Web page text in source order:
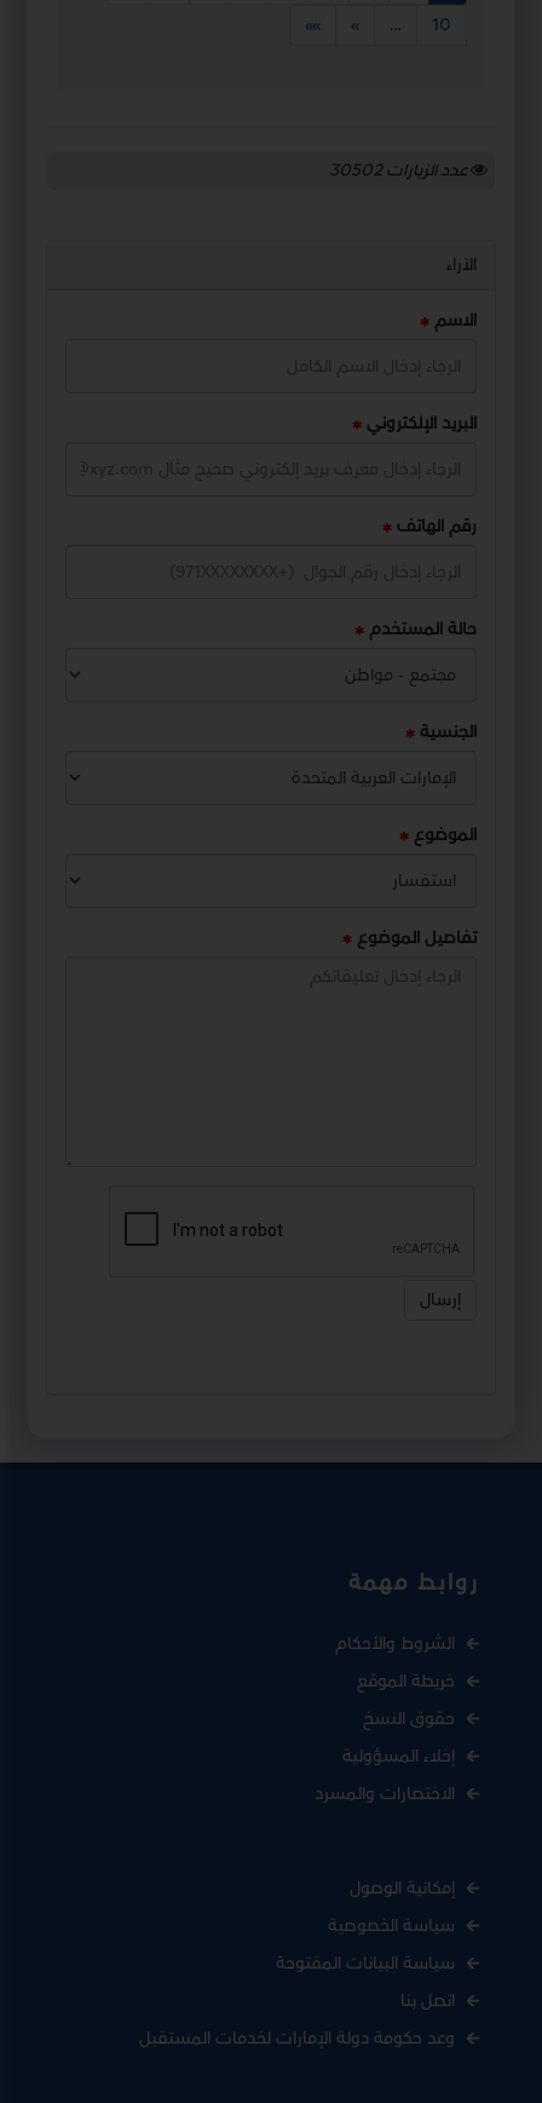
10
عدد الزيارات30502
الآراء
الاسم
البريد الإلكتروني
رقم الهاتف
حالة المستخدم
الجنسية
الموضوع
تفاصيل الموضوع
إرسال
روابط مهمة
الشروط والأحكام
خريطة الموقع
حقوق النسخ
إخلاء المسؤولية
الاختصارات والمسرد
إمكانية الوصول
سياسة الخصوصية
سياسة البيانات المفتوحة
اتصل بنا
وعد حكومة دولة الإمارات لخدمات المستقبل